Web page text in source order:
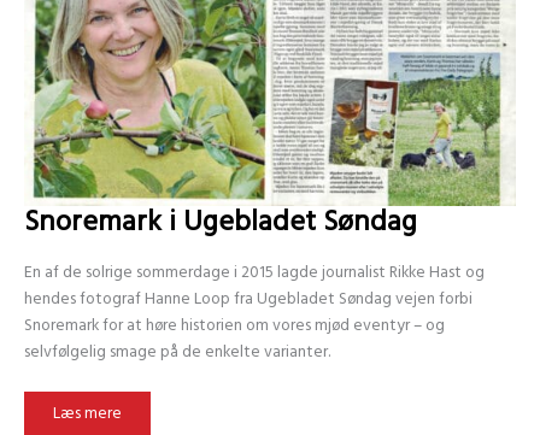
Snoremark i Ugebladet Søndag
En af de solrige sommerdage i 2015 lagde journalist Rikke Hast og
hendes fotograf Hanne Loop fra Ugebladet Søndag vejen forbi
Snoremark for at høre historien om vores mjød eventyr – og
selvfølgelig smage på de enkelte varianter.
Snoremark
Læs mere